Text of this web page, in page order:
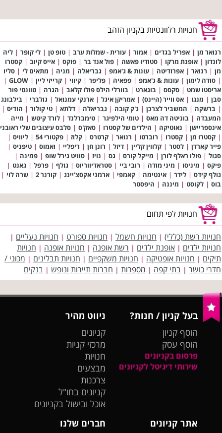
חנויות רלוונטיות בקניון הזהב
רנואר מן | אפריל בגדים | אמור | עורית - שמלות ערב | טופ טן | לי קופר | ליה
לונדון | אופנת מרקו | סטודיו פאשה | פול אנד בר | פוקס | אייס קיוב | קסטרו
מן | רנואר | אפרודיטה | עונות & ג'אמפ | גבריאלה | מניה | מתאים לי | סליו
| סודה לימון | עונות & ג'אמפ | פפאיה | פליפר | קיווי | קרייזי ליין |
GLOW
|
אריסטו שמט | סקסס | בוגארט | בוורלי הילס פולו קלאב | הגרה | טוונטי פור
סבן | מנגו | אס ווייר (היינס) | אמריקן איגל | ארנקי עמנואל | גולברי | בילבונג
| ברשקה | המשביר לצרכן | ג'ק קובה | גבריאלה | דלתא | טי קולור | הודיס |
המעבדה | בוניטה דה מאס | טומי הילפיגר | טימברלנד | לורד קיטש | מייה
אינספריישן | נאוטיקה | הילדים של קסטרו | סאק'ס | סלבס עיצובים שלי ראובני
| קסטרו מן | קסטרו | רוברטו | רנואר | קרטרס | קלוז | פקטורי 54 | ליוויס |
פייר קארדן | לסטר | קלווין קליין | דיזל | רונן חן | ריפליי | ואמוס | טיפניס |
סגול | פולו ראלף לורן | מייקל קורס | גס | נויז | סוויט גירל שופ | פמינה |
פיקס | מיניסו | מיני מודה | רובי ביי | סטראדיווריוס | גולף | פרפל | גאנט |
גולף קידס | לידר | אינטימה | קאמפי | ארמני אקסצ'יינג | קורנר 2 | שרה לוי |
בוס | לקוסט | מיננה | היפסטר
חנויות לפי תחום
חנויות רשת (כללי) | חנויות חשמל | חנויות ספורט | חנויות נעליים |
חנויות ילדים | אופנת ילדים | רשת אופנה | חנויות אופנה | חנויות
תיקים | חנויות אופטיקה | חנויות משקפיים | חנויות תבלינים | מכוני /
חדרי כושר | בתי קפה | מספרות | חברות תיירות ונופש | בנקים
בעל קניון / חנות?
הוסף קניון
הוסף עסק
פרסום בקניונים
שירותי דיגיטל לקניונים
ניווט מהיר
קניונים
מרכזי קניות
חנויות
מבצעים
צרכנות
קניונים בחו"ל
אוכל ובישול בקניונים
אתר קניונים
חברים שלנו